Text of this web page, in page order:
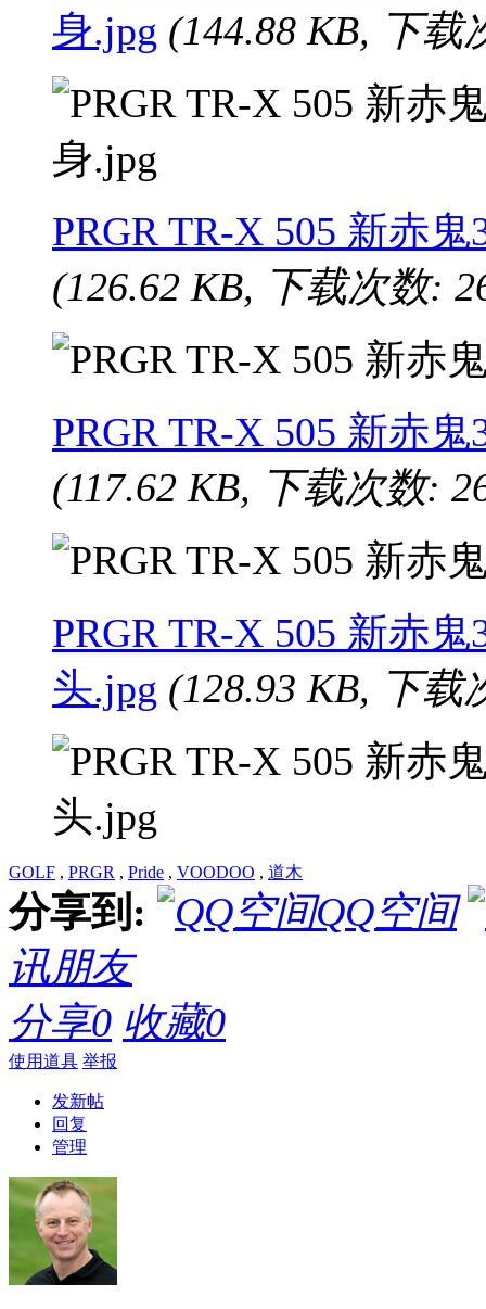
身.jpg (144.88 KB, 下载
PRGR TR-X 505 新赤
(126.62 KB, 下载次数:
PRGR TR-X 505 新赤
(117.62 KB, 下载次数:
PRGR TR-X 505 新赤
头.jpg (128.93 KB, 下载
GOLF , PRGR , Pride , VOODOO , 道木
分享到:
QQ空间
讯朋友
分享0 收藏0
使用道具 举报
发新帖
回复
管理